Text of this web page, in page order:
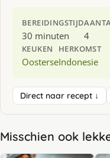
BEREIDINGSTIJD
30 minuten 4
KEUKEN
Oosterse
HERKOMST
Indonesie
Direct naar recept ↓
Misschien ook